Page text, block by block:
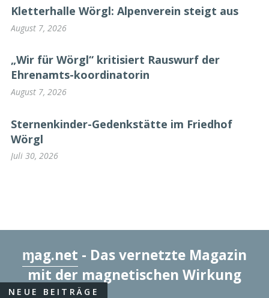
Kletterhalle Wörgl: Alpenverein steigt aus
August 7, 2026
„Wir für Wörgl“ kritisiert Rauswurf der
Ehrenamts-koordinatorin
August 7, 2026
Sternenkinder-Gedenkstätte im Friedhof
Wörgl
Juli 30, 2026
ɱag.net - Das vernetzte Magazin
mit der magnetischen Wirkung
NEUE BEITRÄGE